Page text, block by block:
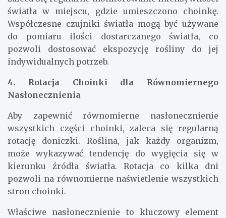
światła w miejscu, gdzie umieszczono choinkę.
Współczesne czujniki światła mogą być używane
do pomiaru ilości dostarczanego światła, co
pozwoli dostosować ekspozycję rośliny do jej
indywidualnych potrzeb.
4. Rotacja Choinki dla Równomiernego
Nasłonecznienia
Aby zapewnić równomierne nasłonecznienie
wszystkich części choinki, zaleca się regularną
rotację doniczki. Roślina, jak każdy organizm,
może wykazywać tendencję do wygięcia się w
kierunku źródła światła. Rotacja co kilka dni
pozwoli na równomierne naświetlenie wszystkich
stron choinki.
Właściwe nasłonecznienie to kluczowy element